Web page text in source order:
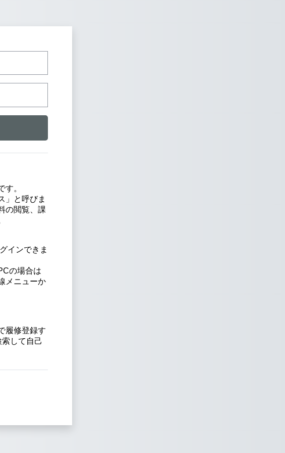
す。
」と呼びま
の閲覧、課
インできま
の場合は
メニューか
履修登録す
して自己